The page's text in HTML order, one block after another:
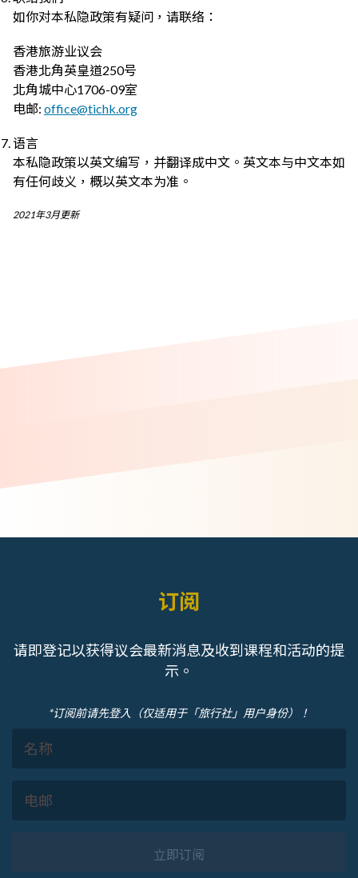
如你对本私隐政策有疑问，请联络：
香港旅游业议会
香港北角英皇道250号
北角城中心1706-09室
电邮: office@tichk.org
语言
本私隐政策以英文编写，并翻译成中文。英文本与中文本如
有任何歧义，概以英文本为准。
2021年3月更新
订阅
请即登记以获得议会最新消息及收到课程和活动的提
示。
*订阅前请先登入（仅适用于「旅行社」用户身份）！
立即订阅